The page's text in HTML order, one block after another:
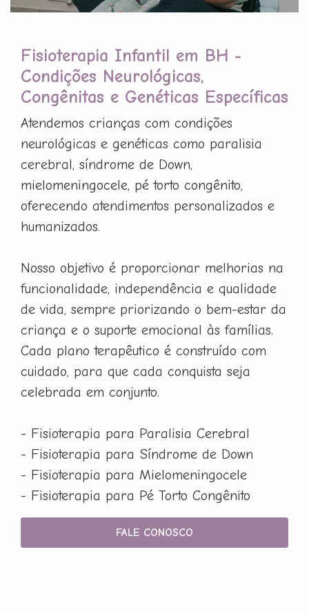
Fisioterapia Infantil em BH -
Condições Neurológicas,
Congênitas e Genéticas Específicas
Atendemos crianças com condições
neurológicas e genéticas como paralisia
cerebral, síndrome de Down,
mielomeningocele, pé torto congênito,
oferecendo atendimentos personalizados e
humanizados.
Nosso objetivo é proporcionar melhorias na
funcionalidade, independência e qualidade
de vida, sempre priorizando o bem-estar da
criança e o suporte emocional às famílias.
Cada plano terapêutico é construído com
cuidado, para que cada conquista seja
celebrada em conjunto.
- Fisioterapia para Paralisia Cerebral
- Fisioterapia para Síndrome de Down
- Fisioterapia para Mielomeningocele
- Fisioterapia para Pé Torto Congênito
FALE CONOSCO